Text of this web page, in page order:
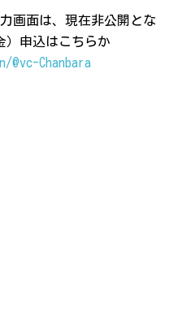
画面は、現在非公開とな
）申込はこちらか
Chanbara